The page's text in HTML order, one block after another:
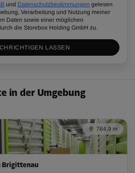
und Datenschutzbestimmungen gelesen
Verarbeitung und Nutzung meiner
Daten sowie einer möglichen
die Storebox Holding GmbH zu.
LASSEN
in der Umgebung
784,9 m
Brigittenau